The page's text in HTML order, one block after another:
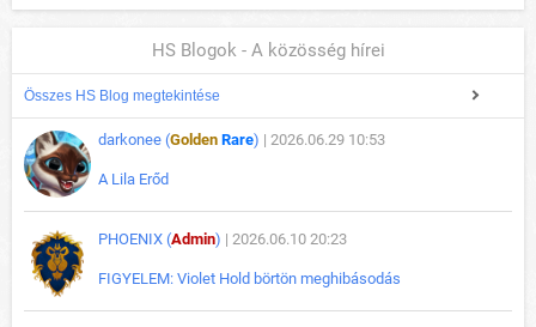
HS Blogok - A közösség hírei
Összes HS Blog megtekintése
darkonee (Golden Rare) | 2026.06.29 10:53
A Lila Erőd
PHOENIX (Admin) | 2026.06.10 20:23
FIGYELEM: Violet Hold börtön meghibásodás